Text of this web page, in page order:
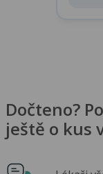
Dočteno?
ještě o kus